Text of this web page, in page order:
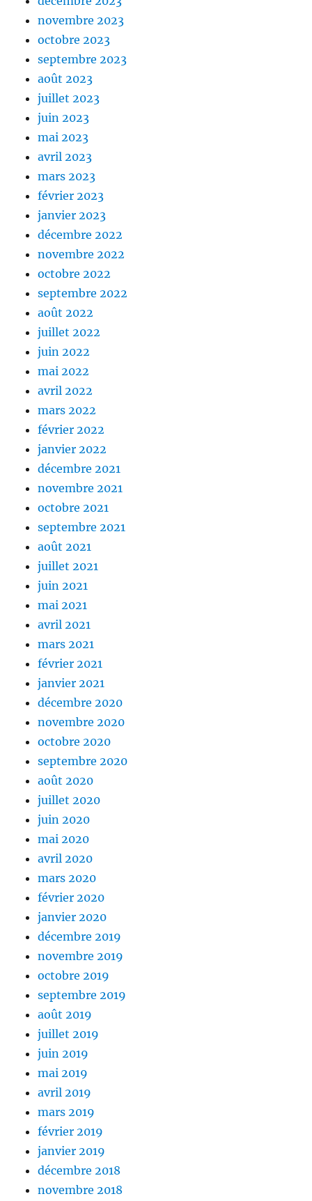
novembre 2023
octobre 2023
septembre 2023
août 2023
juillet 2023
juin 2023
mai 2023
avril 2023
mars 2023
février 2023
janvier 2023
décembre 2022
novembre 2022
octobre 2022
septembre 2022
août 2022
juillet 2022
juin 2022
mai 2022
avril 2022
mars 2022
février 2022
janvier 2022
décembre 2021
novembre 2021
octobre 2021
septembre 2021
août 2021
juillet 2021
juin 2021
mai 2021
avril 2021
mars 2021
février 2021
janvier 2021
décembre 2020
novembre 2020
octobre 2020
septembre 2020
août 2020
juillet 2020
juin 2020
mai 2020
avril 2020
mars 2020
février 2020
janvier 2020
décembre 2019
novembre 2019
octobre 2019
septembre 2019
août 2019
juillet 2019
juin 2019
mai 2019
avril 2019
mars 2019
février 2019
janvier 2019
décembre 2018
novembre 2018